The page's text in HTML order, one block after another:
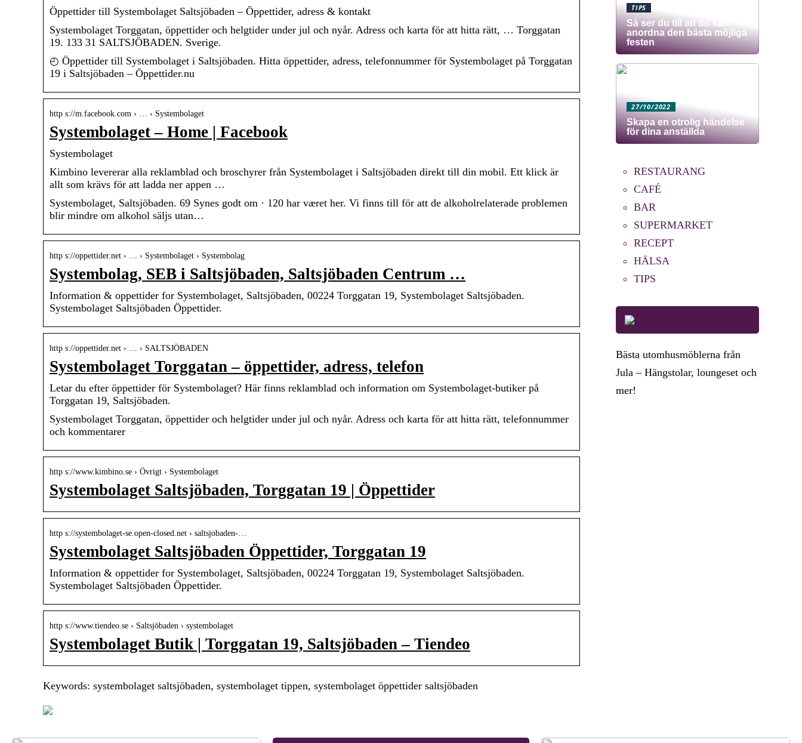
Öppettider till Systembolaget Saltsjöbaden – Öppettider, adress & kontakt
Systembolaget Torggatan, öppettider och helgtider under jul och nyår. Adress och karta för att hitta rätt, … Torggatan
19. 133 31 SALTSJÖBADEN. Sverige.
◴ Öppettider till Systembolaget i Saltsjöbaden. Hitta öppettider, adress, telefonnummer för Systembolaget på Torggatan
19 i Saltsjöbaden – Öppettider.nu
http s://m.facebook.com › … › Systembolaget
Systembolaget – Home | Facebook
Systembolaget
Kimbino levererar alla reklamblad och broschyrer från Systembolaget i Saltsjöbaden direkt till din mobil. Ett klick är
allt som krävs för att ladda ner appen …
Systembolaget, Saltsjöbaden. 69 Synes godt om · 120 har været her. Vi finns till för att de alkoholrelaterade problemen
blir mindre om alkohol säljs utan…
http s://oppettider.net › … › Systembolaget › Systembolag
Systembolag, SEB i Saltsjöbaden, Saltsjöbaden Centrum …
Information & oppettider for Systembolaget, Saltsjöbaden, 00224 Torggatan 19, Systembolaget Saltsjöbaden.
Systembolaget Saltsjöbaden Öppettider.
http s://oppettider.net › … › SALTSJÖBADEN
Systembolaget Torggatan – öppettider, adress, telefon
Letar du efter öppettider för Systembolaget? Här finns reklamblad och information om Systembolaget-butiker på
Torggatan 19, Saltsjöbaden.
Systembolaget Torggatan, öppettider och helgtider under jul och nyår. Adress och karta för att hitta rätt, telefonnummer
och kommentarer
http s://www.kimbino.se › Övrigt › Systembolaget
Systembolaget Saltsjöbaden, Torggatan 19 | Öppettider
http s://systembolaget-se.open-closed.net › saltsjobaden-…
Systembolaget Saltsjöbaden Öppettider, Torggatan 19
Information & oppettider for Systembolaget, Saltsjöbaden, 00224 Torggatan 19, Systembolaget Saltsjöbaden.
Systembolaget Saltsjöbaden Öppettider.
http s://www.tiendeo.se › Saltsjöbaden › systembolaget
Systembolaget Butik | Torggatan 19, Saltsjöbaden – Tiendeo
Keywords: systembolaget saltsjöbaden, systembolaget tippen, systembolaget öppettider saltsjöbaden
TIPS
Så ser du till att du kan
anordna den bästa möjliga
festen
27/10/2022
Skapa en otrolig händelse
för dina anställda
RESTAURANG
CAFÉ
BAR
SUPERMARKET
RECEPT
HÄLSA
TIPS
Bästa utomhusmöblerna från
Jula – Hängstolar, loungeset och
mer!